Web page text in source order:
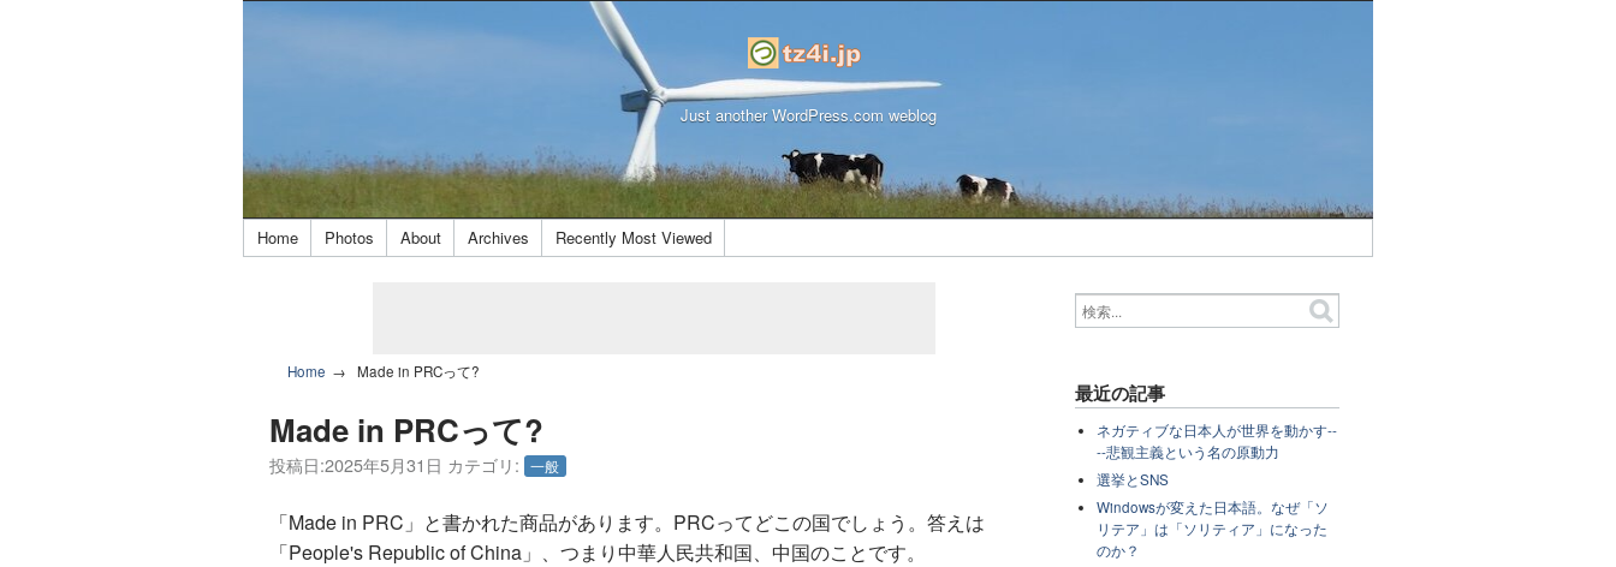
Just another WordPress.com weblog
Home Photos About Archives Recently Most Viewed
Home Made in PRCって?
Made in PRCって?
投稿日:2025年5月31日 カテゴリ: 一般
「Made in PRC」と書かれた商品があります。PRCってどこの国でしょう。答えは
「People's Republic of China」、つまり中華人民共和国、中国のことです。
最近の記事
ネガティブな日本人が世界を動かす--
--悲観主義という名の原動力
選挙とSNS
Windowsが変えた日本語。なぜ「ソ
リテア」は「ソリティア」になった
のか？